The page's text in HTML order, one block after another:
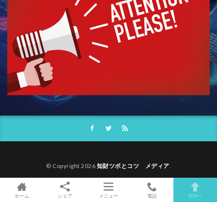
© Copyright 2026 知財ツボとコツ メディア.
ホーム シェア メニュー 電話 TOPへ